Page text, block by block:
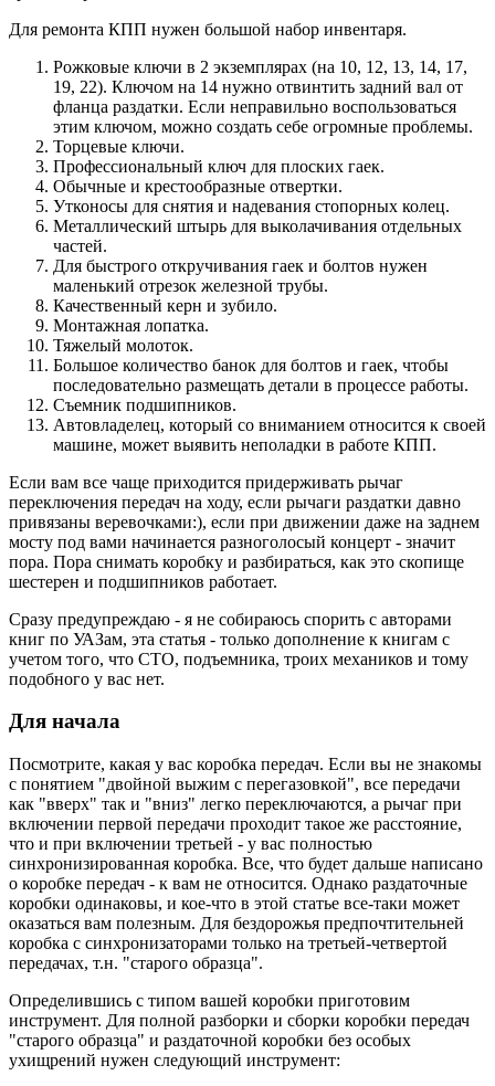
Для ремонта КПП нужен большой набор инвентаря.
Рожковые ключи в 2 экземплярах (на 10, 12, 13, 14, 17,
19, 22). Ключом на 14 нужно отвинтить задний вал от
фланца раздатки. Если неправильно воспользоваться
этим ключом, можно создать себе огромные проблемы.
Торцевые ключи.
Профессиональный ключ для плоских гаек.
Обычные и крестообразные отвертки.
Утконосы для снятия и надевания стопорных колец.
Металлический штырь для выколачивания отдельных
частей.
Для быстрого откручивания гаек и болтов нужен
маленький отрезок железной трубы.
Качественный керн и зубило.
Монтажная лопатка.
Тяжелый молоток.
Большое количество банок для болтов и гаек, чтобы
последовательно размещать детали в процессе работы.
Съемник подшипников.
Автовладелец, который со вниманием относится к своей
машине, может выявить неполадки в работе КПП.
Если вам все чаще приходится придерживать рычаг
переключения передач на ходу, если рычаги раздатки давно
привязаны веревочками:), если при движении даже на заднем
мосту под вами начинается разноголосый концерт - значит
пора. Пора снимать коробку и разбираться, как это скопище
шестерен и подшипников работает.
Сразу предупреждаю - я не собираюсь спорить с авторами
книг по УАЗам, эта статья - только дополнение к книгам с
учетом того, что СТО, подъемника, троих механиков и тому
подобного у вас нет.
Для начала
Посмотрите, какая у вас коробка передач. Если вы не знакомы
с понятием "двойной выжим с перегазовкой", все передачи
как "вверх" так и "вниз" легко переключаются, а рычаг при
включении первой передачи проходит такое же расстояние,
что и при включении третьей - у вас полностью
синхронизированная коробка. Все, что будет дальше написано
о коробке передач - к вам не относится. Однако раздаточные
коробки одинаковы, и кое-что в этой статье все-таки может
оказаться вам полезным. Для бездорожья предпочтительней
коробка с синхронизаторами только на третьей-четвертой
передачах, т.н. "старого образца".
Определившись с типом вашей коробки приготовим
инструмент. Для полной разборки и сборки коробки передач
"старого образца" и раздаточной коробки без особых
ухищрений нужен следующий инструмент: